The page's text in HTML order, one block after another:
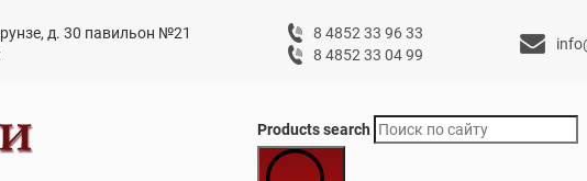
д. 30 павильон №21
8 4852 33 96 33
8 4852 33 04 99
Products search